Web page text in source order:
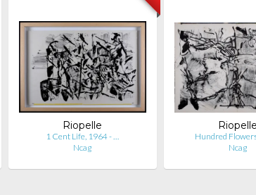
Riopelle
1 Cent Life, 1964 - …
Ncag
Riopelle
Hundred
Ncag